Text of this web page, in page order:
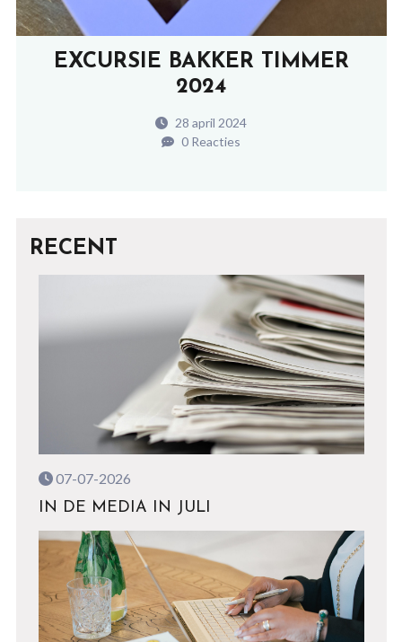
EXCURSIE BAKKER TIMMER
2024
28 april 2024
0 Reacties
RECENT
07-07-2026
IN DE MEDIA IN JULI